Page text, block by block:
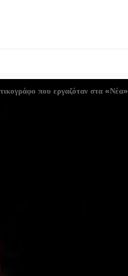
που εργαζόταν στα «Νέα»